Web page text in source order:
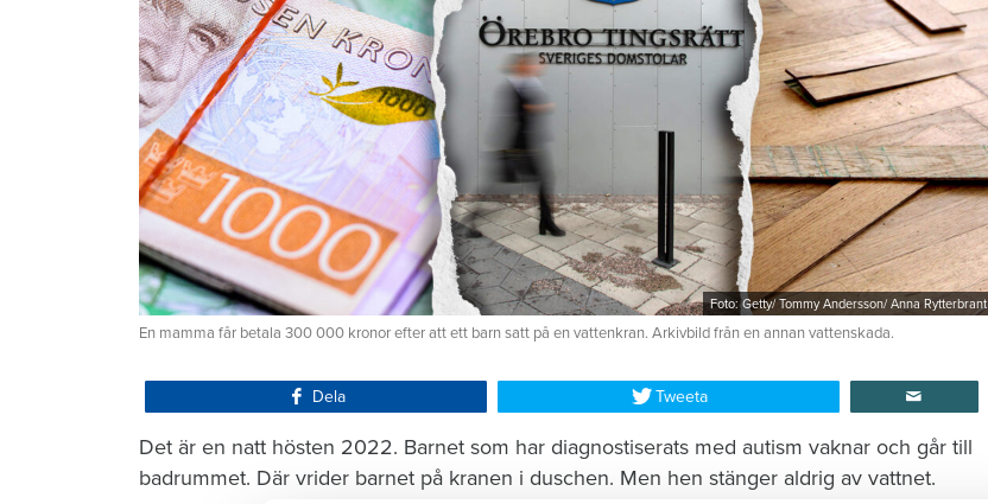
Foto: Getty/ Tommy Andersson/ Anna Rytterbrant
En mamma får betala 300 000 kronor efter att ett barn satt på en vattenkran. Arkivbild från en annan vattenskada.
Dela Tweeta
Det är en natt hösten 2022. Barnet som har diagnostiserats med autism vaknar och går till
badrummet. Där vrider barnet på kranen i duschen. Men hen stänger aldrig av vattnet.